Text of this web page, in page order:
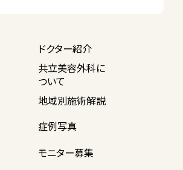
ドクター紹介
共立美容外科に
ついて
地域別施術解説
症例写真
モニター募集